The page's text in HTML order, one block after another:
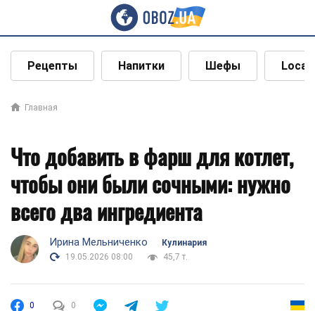
Рецепты Напитки Шефы Local
Главная
Что добавить в фарш для котлет,
чтобы они были сочными: нужно
всего два ингредиента
Ирина Мельниченко
Кулинария
19.05.2026 08:00
45,7 т.
0 0